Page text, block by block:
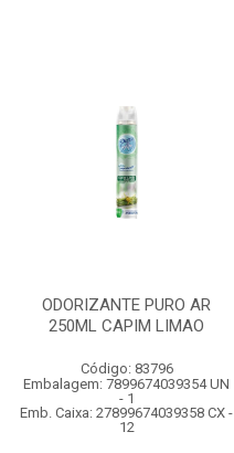
ODORIZANTE PURO AR
250ML CAPIM LIMAO
Código: 83796
Embalagem: 7899674039354 UN
- 1
Emb. Caixa: 27899674039358 CX -
12